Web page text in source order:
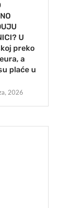
U
preko
a
plaće u
2026